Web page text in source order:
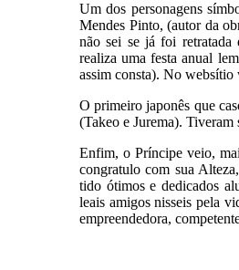
Um dos personagens
Mendes Pinto, (autor da
não sei se já foi retratada
realiza uma festa anual
assim consta). No websítio
O primeiro japonês que
(Takeo e Jurema).
Enfim, o Príncipe veio,
congratulo com sua
tido ótimos e dedicados
leais amigos nisseis pela
empreendedora,